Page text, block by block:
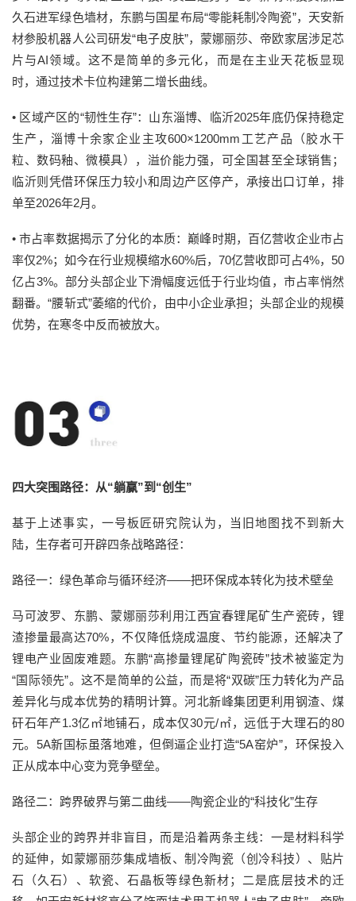
久石进军绿色墙材，东鹏与国星布局“零能耗制冷陶瓷”，天安新
材参股机器人公司研发“电子皮肤”，蒙娜丽莎、帝欧家居涉足芯
片与AI领域。这不是简单的多元化，而是在主业天花板显现
时，通过技术卡位构建第二增长曲线。
• 区域产区的“韧性生存”： 山东淄博、临沂2025年底仍保持稳定
生产，淄博十余家企业主攻600×1200mm工艺产品（胶水干
粒、数码釉、微模具），溢价能力强，可全国甚至全球销售；
临沂则凭借环保压力较小和周边产区停产，承接出口订单，排
单至2026年2月。
•市占率数据揭示了分化的本质：巅峰时期，百亿营收企业市占
率仅2%；如今在行业规模缩水60%后，70亿营收即可占4%，50
亿占3%。部分头部企业下滑幅度远低于行业均值，市占率悄然
翻番。“腰斩式”萎缩的代价，由中小企业承担；头部企业的规模
优势，在寒冬中反而被放大。
四大突围路径：从“躺赢”到“创生”
基于上述事实，一号板匠研究院认为，当旧地图找不到新大
陆，生存者可开辟四条战略路径：
路径一：绿色革命与循环经济——把环保成本转化为技术壁垒
马可波罗、东鹏、蒙娜丽莎利用江西宜春锂尾矿生产瓷砖，锂
渣掺量最高达70%，不仅降低烧成温度、节约能源，还解决了
锂电产业固废难题。东鹏“高掺量锂尾矿陶瓷砖”技术被鉴定为
“国际领先”。这不是简单的公益，而是将“双碳”压力转化为产品
差异化与成本优势的精明计算。河北新峰集团更利用钢渣、煤
矸石年产1.3亿㎡地铺石，成本仅30元/㎡，远低于大理石的80
元。5A新国标虽落地难，但倒逼企业打造“5A窑炉”，环保投入
正从成本中心变为竞争壁垒。
路径二：跨界破界与第二曲线——陶瓷企业的“科技化”生存
头部企业的跨界并非盲目，而是沿着两条主线：一是材料科学
的延伸，如蒙娜丽莎集成墙板、制冷陶瓷（创冷科技）、贴片
石（久石）、软瓷、石晶板等绿色新材；二是底层技术的迁